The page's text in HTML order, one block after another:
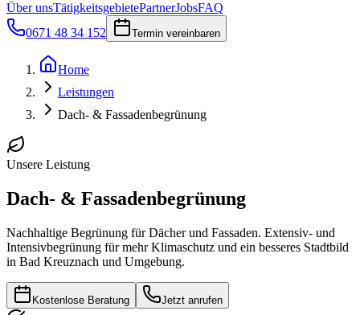
Über unsTätigkeitsgebietePartnerJobsFAQ
0671 48 34 152
Termin vereinbaren
Home
Leistungen
Dach- & Fassadenbegrünung
Unsere Leistung
Dach- & Fassadenbegrünung
Nachhaltige Begrünung für Dächer und Fassaden. Extensiv- und
Intensivbegrünung für mehr Klimaschutz und ein besseres Stadtbild
in Bad Kreuznach und Umgebung.
Kostenlose Beratung Jetzt anrufen